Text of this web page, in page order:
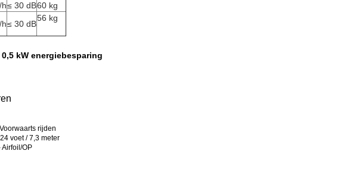
≤ 30 dB60 kg
≤ 30 dB
56 kg
kW energiebesparing
rijden
voet / 7,3 meter
Airfoil/OP